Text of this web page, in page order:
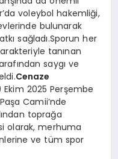
voleybol hakemliği,
bulunarak
sağladı.Sporun her
tanınan
saygı ve
Cenaze
2025 Perşembe
Camii’nde
toprağa
olarak, merhuma
ve tüm spor